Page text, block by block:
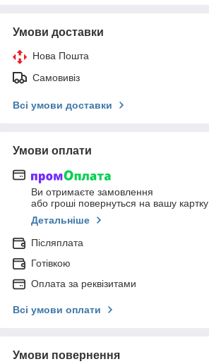
Умови доставки
Нова Пошта
Самовивіз
Всі умови доставки
Умови оплати
Ви отримаєте замовлення
або гроші повернуться на вашу картку
Детальніше
Післяплата
Готівкою
Оплата за реквізитами
Всі умови оплати
Умови повернення